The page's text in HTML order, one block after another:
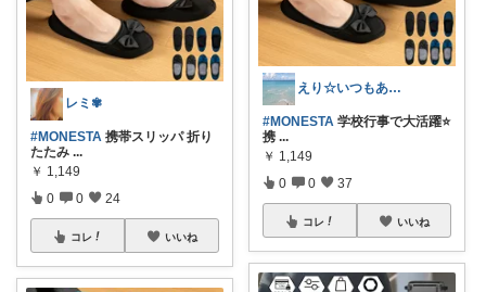
レミ✾
#MONESTA 携帯スリッパ 折り
たたみ ...
￥ 1,149
0 0 24
コレ いいね
えり☆いつもありがとうございます
#MONESTA 学校行事で大活躍⭐️
携 ...
￥ 1,149
0 0 37
コレ いいね